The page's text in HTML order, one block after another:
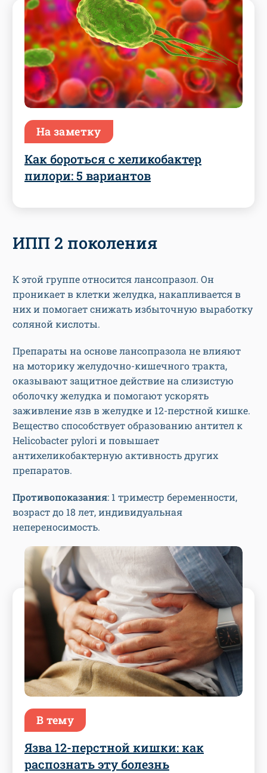
На заметку
Как бороться с хеликобактер
пилори: 5 вариантов
ИПП 2 поколения
К этой группе относится лансопразол. Он
проникает в клетки желудка, накапливается в
них и помогает снижать избыточную выработку
соляной кислоты.
Препараты на основе лансопразола не влияют
на моторику желудочно-кишечного тракта,
оказывают защитное действие на слизистую
оболочку желудка и помогают ускорять
заживление язв в желудке и 12-перстной кишке.
Вещество способствует образованию антител к
Helicobacter pylori и повышает
антихеликобактерную активность других
препаратов.
Противопоказания: 1 триместр беременности,
возраст до 18 лет, индивидуальная
непереносимость.
В тему
Язва 12-перстной кишки: как
распознать эту болезнь